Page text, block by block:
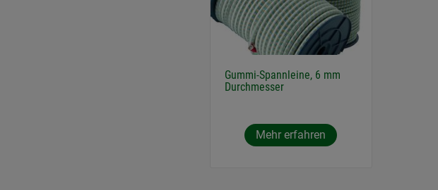
Gummi-Spannleine, 6 mm
Durchmesser
Mehr erfahren